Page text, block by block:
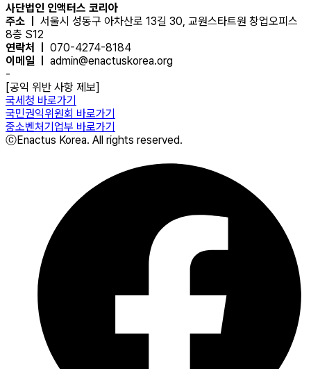
사단법인 인액터스 코리아
주소 ㅣ 서울시 성동구 아차산로 13길 30, 교원스타트원 창업오피스
8층 S12
연락처 ㅣ 070-4274-8184
이메일 ㅣ admin@enactuskorea.org
-
[공익 위반 사항 제보]
국세청 바로가기
국민권익위원회 바로가기
중소벤처기업부 바로가기
ⓒEnactus Korea. All rights reserved.